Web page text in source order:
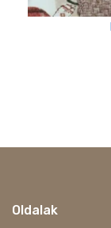
Oldalak